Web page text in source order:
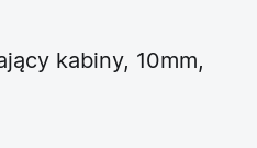
kabiny, 10mm,